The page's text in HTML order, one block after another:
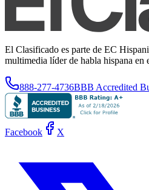
El Clasificado es parte de EC
multimedia líder de habla hispana en
888-277-4736BBB Accredited
Facebook X